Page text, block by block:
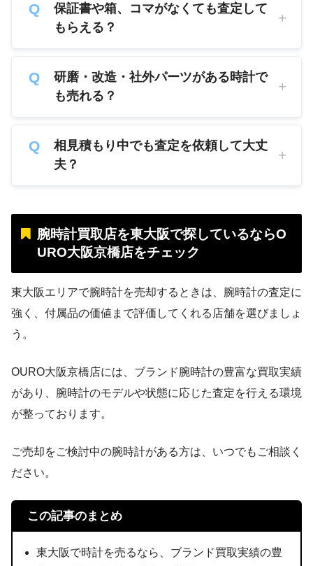
保証書や箱、コマがなくても査定して
もらえる？
研磨・改造・社外パーツがある時計で
も売れる？
相見積もり中でも査定を依頼して大丈
夫？
腕時計買取店を東大阪で探しているならO
URO大阪京橋店をチェック
東大阪エリアで腕時計を売却するときは、腕時計の査定に
強く、付属品の価値まで評価してくれる店舗を選びましょ
う。
OURO大阪京橋店には、ブランド腕時計の豊富な買取実績
があり、腕時計のモデルや状態に応じた査定を行える環境
が整っております。
ご売却をご検討中の腕時計がある方は、いつでもご相談く
ださい。
この記事のまとめ
東大阪で時計を売るなら、ブランド買取実績の豊